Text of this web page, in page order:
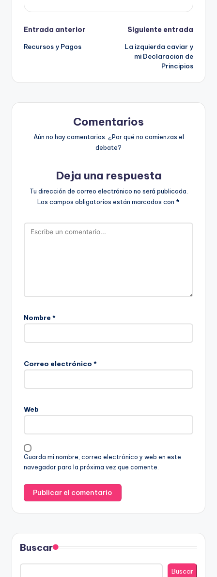
Navegación
de
Entrada anterior
Recursos y Pagos
Siguiente entrada
La izquierda caviar y
mi Declaracion de
Principios
Comentarios
Aún no hay comentarios. ¿Por qué no comienzas el
debate?
Deja una respuesta
Tu dirección de correo electrónico no será publicada.
Los campos obligatorios están marcados con *
Nombre *
Correo electrónico *
Web
Guarda mi nombre, correo electrónico y web en este
navegador para la próxima vez que comente.
Buscar
Buscar